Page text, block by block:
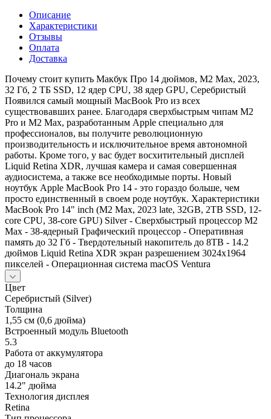
Описание
Характеристики
Отзывы
Оплата
Доставка
Почему стоит купить Макбук Про 14 дюймов, М2 Max, 2023,
32 Гб, 2 ТБ SSD, 12 ядер CPU, 38 ядер GPU, Серебристый
Появился самый мощный MacBook Pro из всех
существовавших ранее. Благодаря сверхбыстрым чипам M2
Pro и M2 Max, разработанным Apple специально для
профессионалов, вы получите революционную
производительность и исключительное время автономной
работы. Кроме того, у вас будет восхитительный дисплей
Liquid Retina XDR, лучшая камера и самая совершенная
аудиосистема, а также все необходимые порты. Новый
ноутбук Apple MacBook Pro 14 - это гораздо больше, чем
просто единственный в своем роде ноутбук. Характеристики
MacBook Pro 14" inch (M2 Мах, 2023 late, 32GB, 2TB SSD, 12-
core CPU, 38-core GPU) Silver - Сверхбыстрый процессор М2
Max - 38-ядерный Графический процессор - Оперативная
память до 32 Гб - Твердотельный накопитель до 8TB - 14.2
дюймов Liquid Retina XDR экран разрешением 3024x1964
пикселей - Операционная система macOS Ventura
Цвет
Серебристый (Silver)
Толщина
1,55 см (0,6 дюйма)
Встроенный модуль Bluetooth
5.3
Работа от аккумулятора
до 18 часов
Диагональ экрана
14.2" дюйма
Технология дисплея
Retina